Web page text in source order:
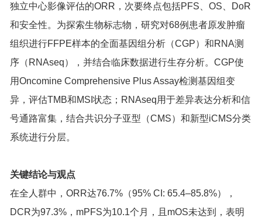
独立中心影像评估的ORR，次要终点包括PFS、OS、DoR
和安全性。为探索生物标志物，研究对68例患者原发肿瘤
组织进行FFPE样本的全面基因组分析（CGP）和RNA测
序（RNAseq），并结合临床数据进行生存分析。CGP使
用Oncomine Comprehensive Plus Assay检测基因组变
异，评估TMB和MSI状态；RNAseq用于差异表达分析和信
号通路富集，结合共识分子亚型（CMS）和新型iCMS分类
系统进行分层。
关键结论与观点
在全人群中，ORR达76.7%（95% CI: 65.4–85.8%），
DCR为97.3%，mPFS为10.1个月，且mOS未达到，表明